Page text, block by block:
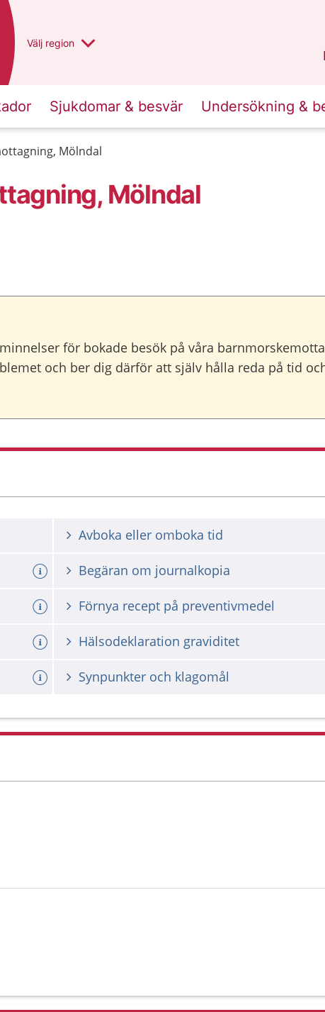
Du har valt region
Välj en annan
region
Sjukdomar & besvär Undersökning &
Mölndal
Mölndal
för bokade besök på våra
och ber dig därför att själv hålla reda på tid
Avboka eller omboka tid
Begäran om journalkopia
Förnya recept på preventivmedel
Hälsodeklaration graviditet
Synpunkter och klagomål